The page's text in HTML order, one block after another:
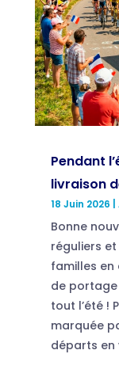
Pendant
livraison
18 Juin 2026
Bonne
réguliers
familles en
de
tout l’été !
marquée
départs en